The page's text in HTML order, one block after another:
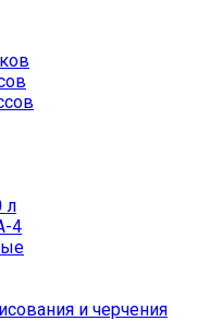
л
4
и черчения